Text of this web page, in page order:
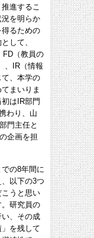
進するこ
を明らか
るための
して、
FD（教員の
、IR（情報
、本学の
まいりま
はIR部門
わり、山
門主任と
企画を担
の8年間に
以下の3つ
うと思い
研究員の
、その成
を残して